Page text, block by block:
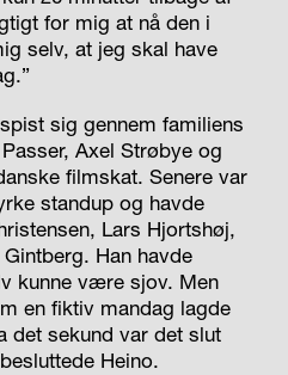
for mig at nå den i
selv, at jeg skal have
sig gennem familiens
Axel Strøbye og
filmskat. Senere var
standup og havde
Lars Hjortshøj,
Han havde
kunne være sjov. Men
en fiktiv mandag lagde
det sekund var det slut
Heino.